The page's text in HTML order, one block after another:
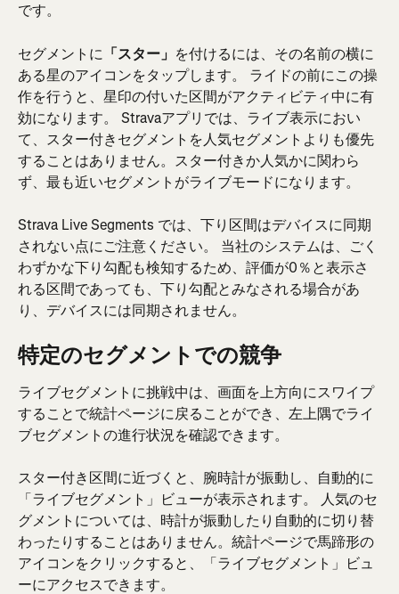
です。
セグメントに 「スター」 を付けるには、その名前の横に
ある星のアイコンをタップします。 ライドの前にこの操
作を行うと、星印の付いた区間がアクティビティ中に有
効になります。 Stravaアプリでは、ライブ表示におい
て、スター付きセグメントを人気セグメントよりも優先
することはありません。スター付きか人気かに関わら
ず、最も近いセグメントがライブモードになります。
Strava Live Segments では、下り区間はデバイスに同期
されない点にご注意ください。 当社のシステムは、ごく
わずかな下り勾配も検知するため、評価が0％と表示さ
れる区間であっても、下り勾配とみなされる場合があ
り、デバイスには同期されません。
特定のセグメントでの競争
ライブセグメントに挑戦中は、画面を上方向にスワイプ
することで統計ページに戻ることができ、左上隅でライ
ブセグメントの進行状況を確認できます。
スター付き区間に近づくと、腕時計が振動し、自動的に
「ライブセグメント」ビューが表示されます。 人気のセ
グメントについては、時計が振動したり自動的に切り替
わったりすることはありません。統計ページで馬蹄形の
アイコンをクリックすると、「ライブセグメント」ビュ
ーにアクセスできます。